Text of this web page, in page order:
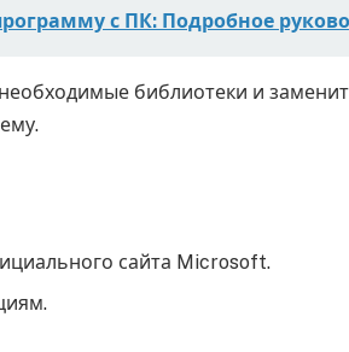
с ПК: Подробное
библиотеки и
сайта Microsoft.